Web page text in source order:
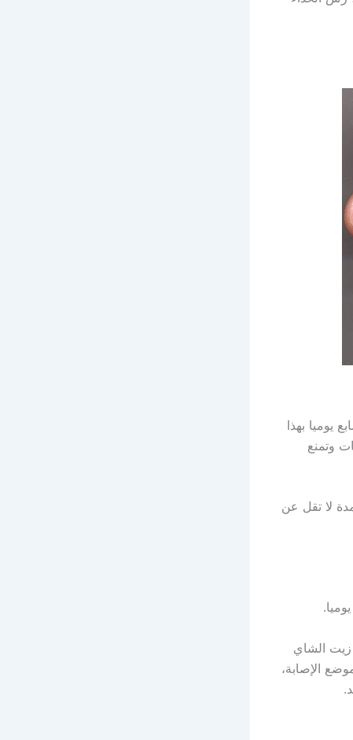
يوميا بهذا
وتمنع
لا تقل عن
الشاي
الإصابة،